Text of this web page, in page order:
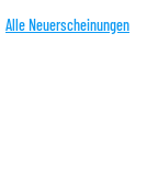
Alle Neuerscheinungen